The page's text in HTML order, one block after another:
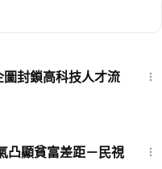
封鎖高科技人才流
顯貧富差距－民視